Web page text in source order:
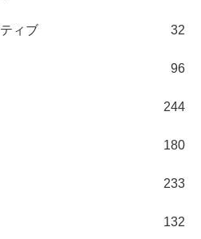
ィブ 32
96
244
180
233
132